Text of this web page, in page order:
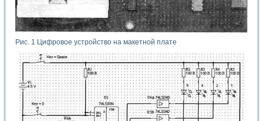
Рис. 1 Цифровое устройство на макетной плате